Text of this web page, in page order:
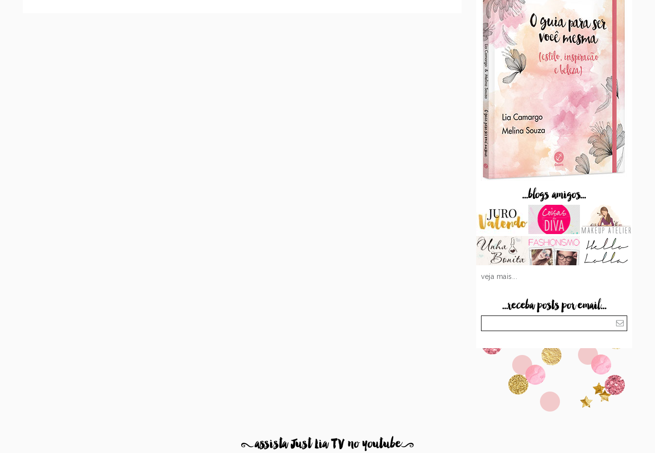
...blogs amigos...
veja mais...
...receba posts por email...
8assista Just Lia TV no youtube9